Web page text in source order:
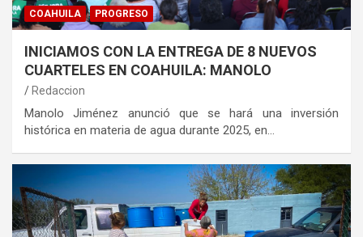
COAHUILA PROGRESO
INICIAMOS CON LA ENTREGA DE 8 NUEVOS
CUARTELES EN COAHUILA: MANOLO
Redaccion
Manolo Jiménez anunció que se hará una inversión
histórica en materia de agua durante 2025, en…